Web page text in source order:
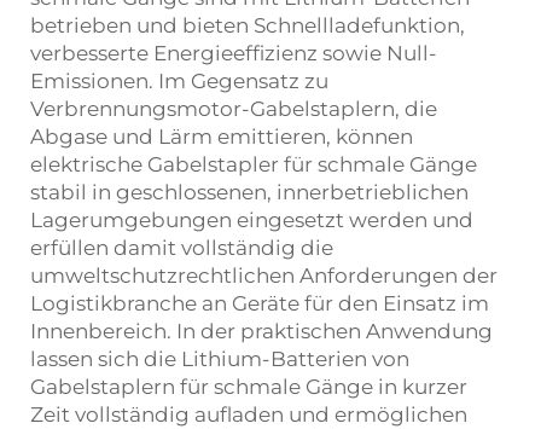
betrieben und bieten Schnellladefunktion,
verbesserte Energieeffizienz sowie Null-
Emissionen. Im Gegensatz zu
Verbrennungsmotor-Gabelstaplern, die
Abgase und Lärm emittieren, können
elektrische Gabelstapler für schmale Gänge
stabil in geschlossenen, innerbetrieblichen
Lagerumgebungen eingesetzt werden und
erfüllen damit vollständig die
umweltschutzrechtlichen Anforderungen der
Logistikbranche an Geräte für den Einsatz im
Innenbereich. In der praktischen Anwendung
lassen sich die Lithium-Batterien von
Gabelstaplern für schmale Gänge in kurzer
Zeit vollständig aufladen und ermöglichen